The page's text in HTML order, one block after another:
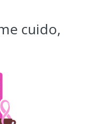
cuido,